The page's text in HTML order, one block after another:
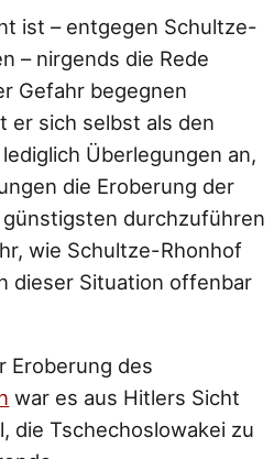
ist – entgegen Schultze-
– nirgends die Rede
Gefahr begegnen
er sich selbst als den
Überlegungen an,
die Eroberung der
durchzuführen
wie Schultze-Rhonhof
dieser Situation offenbar
Eroberung des
war es aus Hitlers Sicht
die Tschechoslowakei zu